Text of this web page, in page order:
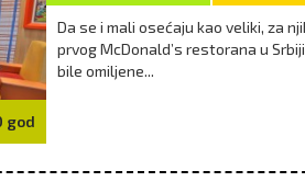
god
Da se i mali osećaju kao veliki, za
prvog McDonald’s restorana u
bile omiljene...